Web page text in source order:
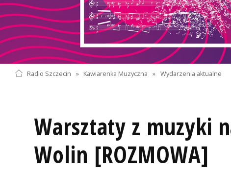
Radio Szczecin » Kawiarenka Muzyczna » Wydarzenia aktualne
Warsztaty z muzyki
Wolin [ROZMOWA]